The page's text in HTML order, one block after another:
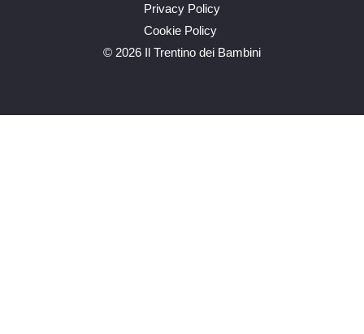
© 2026 Il Trentino dei Bambini
Privacy Policy
Cookie Policy